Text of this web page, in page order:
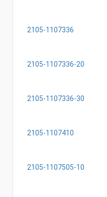
2105-1107336
2105-1107336-20
2105-1107336-30
2105-1107410
2105-1107505-10